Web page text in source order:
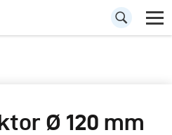
Ø 120 mm